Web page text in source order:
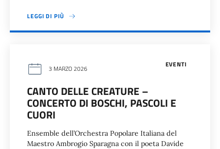
LEGGI DI PIÙ
EVENTI
3 MARZO 2026
CANTO DELLE CREATURE –
CONCERTO DI BOSCHI, PASCOLI E
CUORI
Ensemble dell’Orchestra Popolare Italiana del
Maestro Ambrogio Sparagna con il poeta Davide